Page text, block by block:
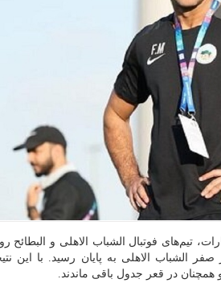
تیم‌های فوتبال الشباب الاهلی و البطائح
به مصاف هم رفتند که این دیدار با برتری ۴ بر صفر الشباب الاهلی به پایان
در قعر جدول باقی ماندند.